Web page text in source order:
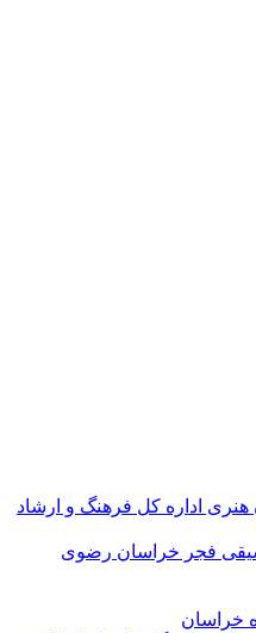
اداره کل فرهنگ و ارشاد
فجر خراسان رضوی
خراسان